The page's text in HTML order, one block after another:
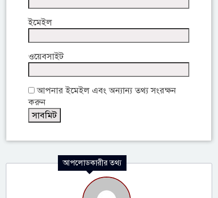
ইমেইল
ওয়েবসাইট
আপনার ইমেইল এবং অন্যান্য তথ্য সংরক্ষন
করুন
আপলোডকারীর তথ্য